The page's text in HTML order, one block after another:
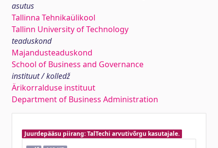
asutus
Tallinna Tehnikaülikool
Tallinn University of Technology
teaduskond
Majandusteaduskond
School of Business and Governance
instituut / kolledž
Ärikorralduse instituut
Department of Business Administration
Juurdepääsu piirang: TalTechi arvutivõrgu kasutajale.